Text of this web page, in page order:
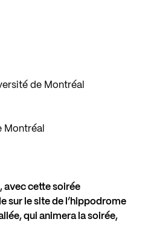
de Montréal
Montréal
avec cette soirée
sur le site de l’hippodrome
qui animera la soirée,